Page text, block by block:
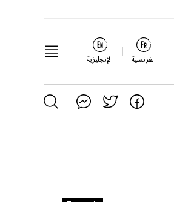
الفرنسية الإنجليزية